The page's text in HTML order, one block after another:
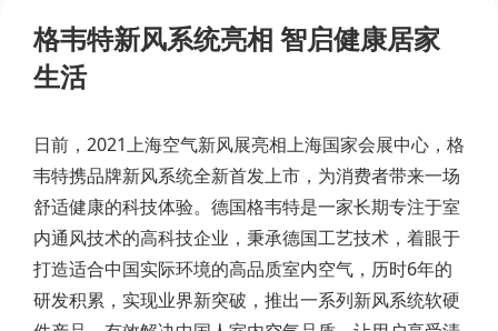
格韦特新风系统亮相 智启健康居家
生活
日前，2021上海空气新风展亮相上海国家会展中心，格
韦特携品牌新风系统全新首发上市，为消费者带来一场
舒适健康的科技体验。德国格韦特是一家长期专注于室
内通风技术的高科技企业，秉承德国工艺技术，着眼于
打造适合中国实际环境的高品质室内空气，历时6年的
研发积累，实现业界新突破，推出一系列新风系统软硬